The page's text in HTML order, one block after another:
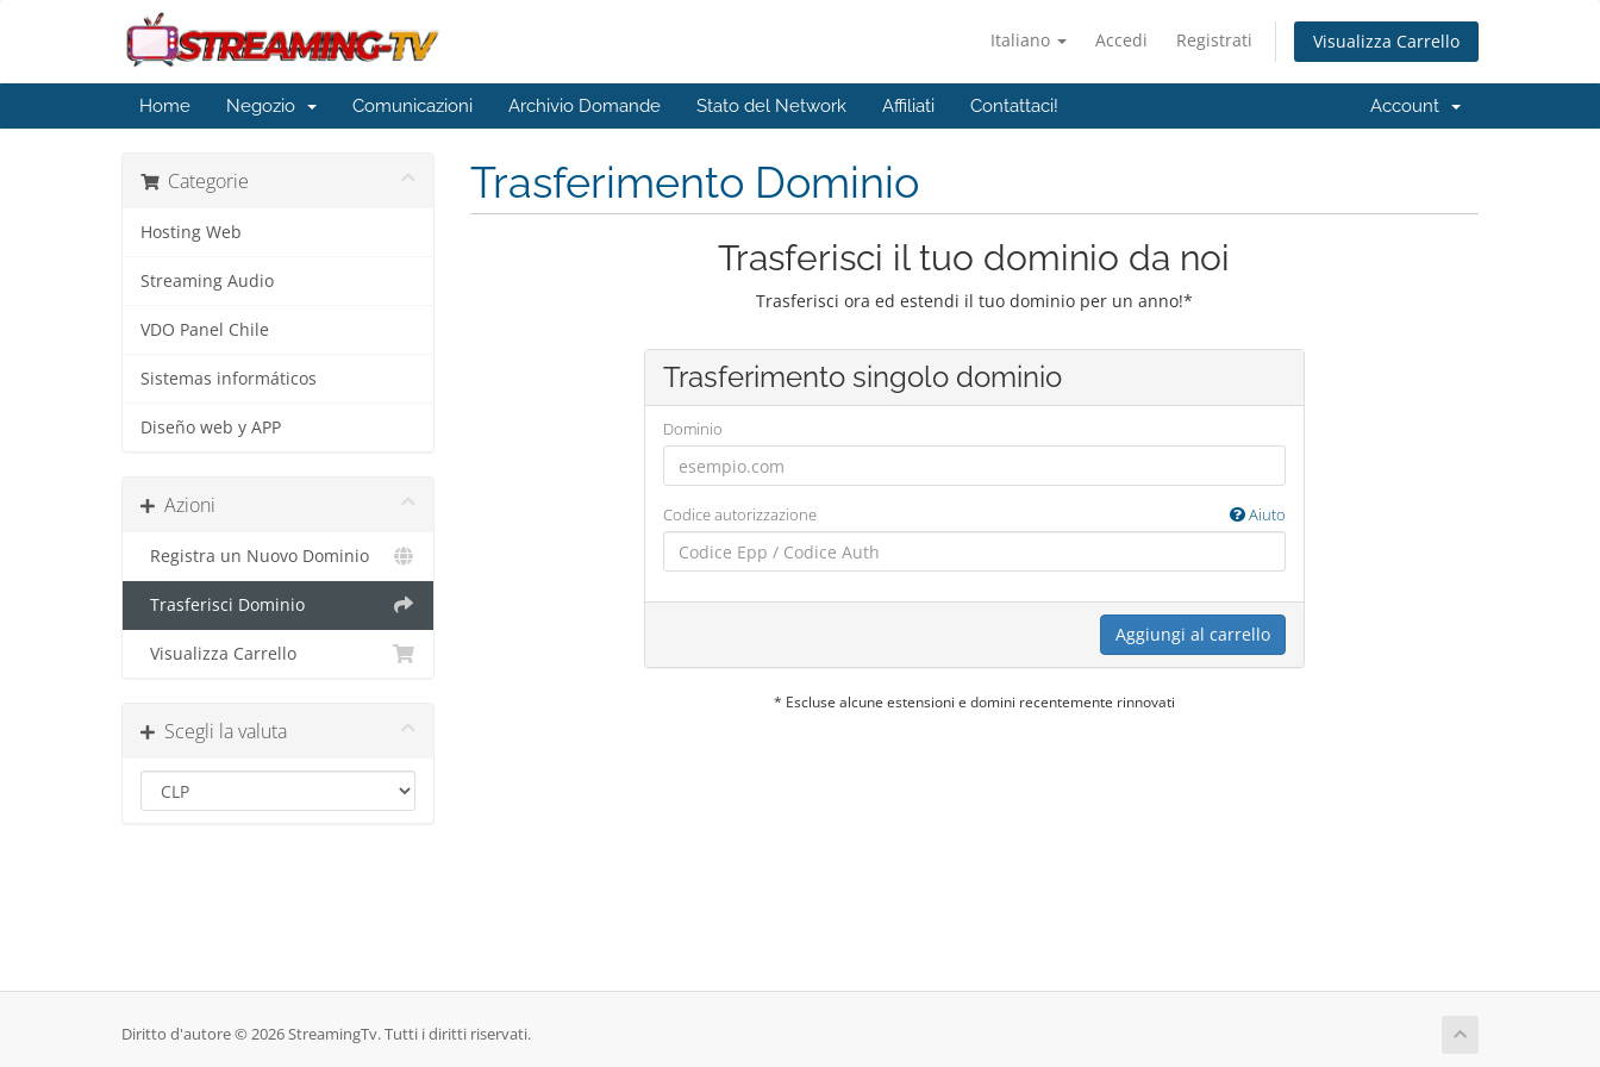
Italiano Accedi Registrati Visualizza Carrello
Home Negozio Comunicazioni Archivio Domande Stato del Network Affiliati Contattaci! Account
Categorie
Hosting Web
Streaming Audio
VDO Panel Chile
Sistemas informáticos
Diseño web y APP
Azioni
Registra un Nuovo Dominio
Trasferisci Dominio
Visualizza Carrello
Scegli la valuta
Trasferimento Dominio
Trasferisci il tuo dominio da noi
Trasferisci ora ed estendi il tuo dominio per un anno!*
Trasferimento singolo dominio
Dominio
Codice autorizzazione Aiuto
Aggiungi al carrello
* Escluse alcune estensioni e domini recentemente rinnovati
Diritto d'autore © 2026 StreamingTv. Tutti i diritti riservati.